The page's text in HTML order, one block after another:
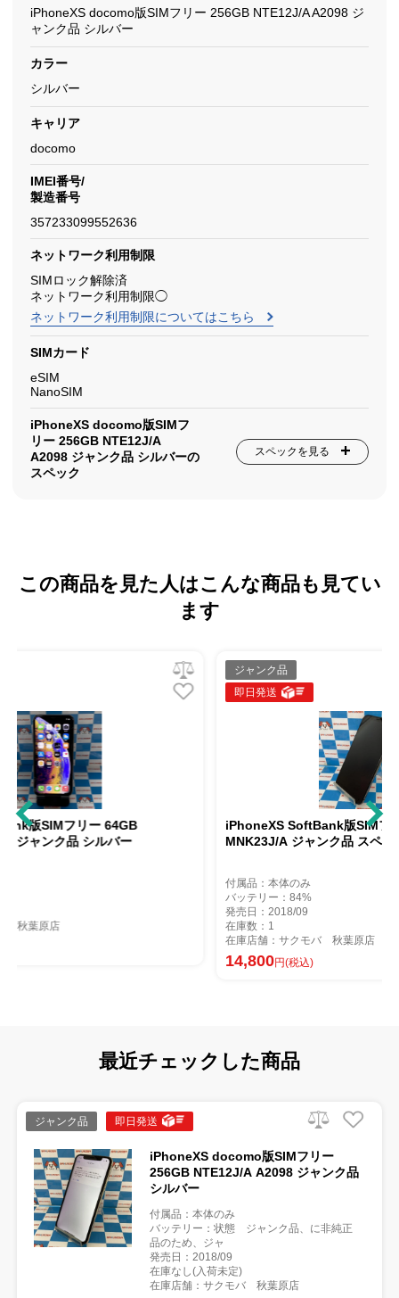
iPhoneXS docomo版SIMフリー 256GB NTE12J/A A2098 ジ
ャンク品 シルバー
カラー
シルバー
キャリア
docomo
IMEI番号/
製造番号
357233099552636
ネットワーク利用制限
SIMロック解除済
ネットワーク利用制限◯
ネットワーク利用制限についてはこちら
SIMカード
eSIM
NanoSIM
iPhoneXS docomo版SIMフ
リー 256GB NTE12J/A
A2098 ジャンク品 シルバーの
スペック
スペックを見る
この商品を見た人はこんな商品も見てい
ます
iPhoneXS SoftBank版SIMフリー 256GB
MNK23J/A ジャンク品 スペースグレイ
在庫店舗：サクモバ 秋葉原店
最近チェックした商品
ジャンク品 即日発送
iPhoneXS docomo版SIMフリー
256GB NTE12J/A A2098 ジャンク品
シルバー
付属品：本体のみ
バッテリー：状態 ジャンク品、に非純正
品のため、ジャ
発売日：2018/09
在庫なし(入荷未定)
在庫店舗：サクモバ 秋葉原店